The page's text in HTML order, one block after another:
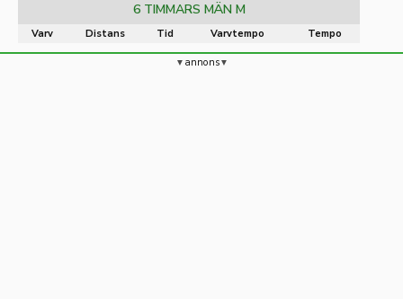
6 TIMMARS MÄN M
Varv Distans Tid Varvtempo Tempo
annons